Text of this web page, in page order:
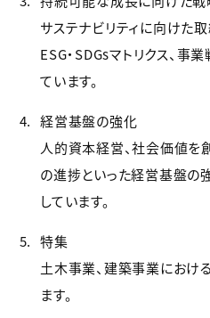
サステナビリティに向けた
ESG・SDGsマトリクス、事
ています。
経営基盤の強化
人的資本経営、社会価値を
の進捗といった経営基盤の
しています。
特集
土木事業、建築事業におけ
ます。